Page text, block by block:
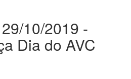
10/2019 -
Dia do AVC